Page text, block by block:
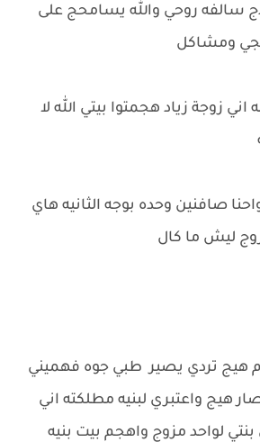
سالفه روحي والله يسامحج على
ومشاكل
اني زوجة زياد هجمتوا بيتي الله لا
صافنين وحده بوجه الثانيه هاي
ليش ما كال
هيج تردي يصير طبي جوه فهميني
هيج واعتبري لبنيه مطلكته اني
لواحد مزوج واهجم بيت بنيه